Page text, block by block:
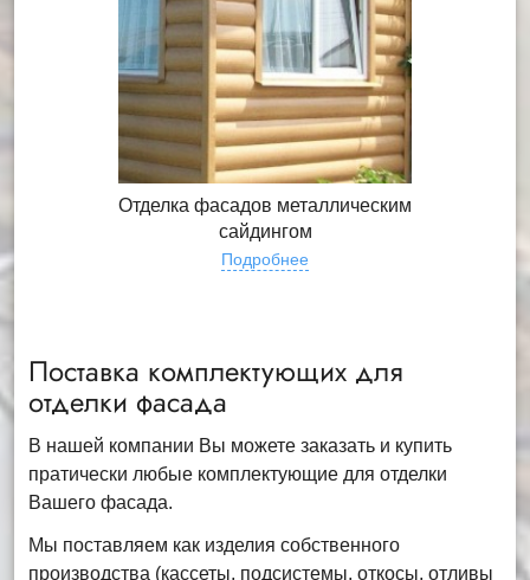
Отделка фасадов металлическим
сайдингом
Подробнее
Поставка комплектующих для
отделки фасада
В нашей компании Вы можете заказать и купить
пратически любые комплектующие для отделки
Вашего фасада.
Мы поставляем как изделия собственного
производства (кассеты, подсистемы, откосы, отливы